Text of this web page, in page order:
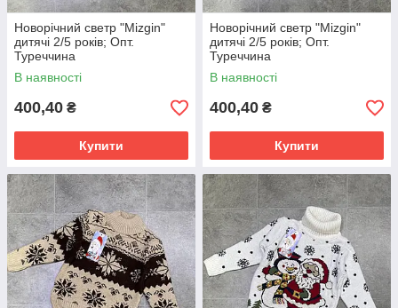
Новорічний светр "Mizgin"
дитячі 2/5 років; Опт.
Туреччина
В наявності
400,40 ₴
Купити
Новорічний светр "Mizgin"
дитячі 2/5 років; Опт.
Туреччина
В наявності
400,40 ₴
Купити